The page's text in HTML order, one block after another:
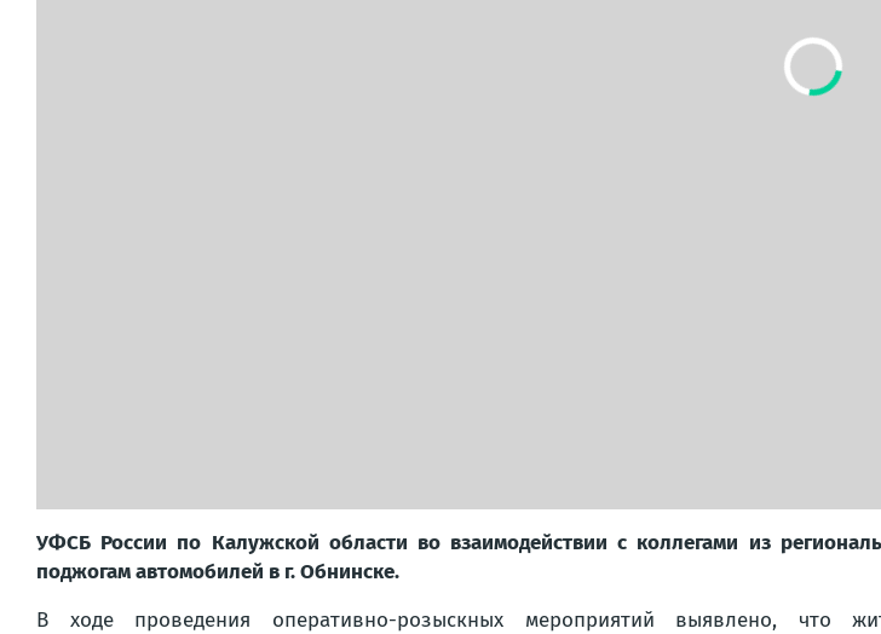
УФСБ России по Калужской области во взаимодействии с коллегами из
поджогам автомобилей в г. Обнинске.
В ходе проведения оперативно-розыскных мероприятий выявлено, что